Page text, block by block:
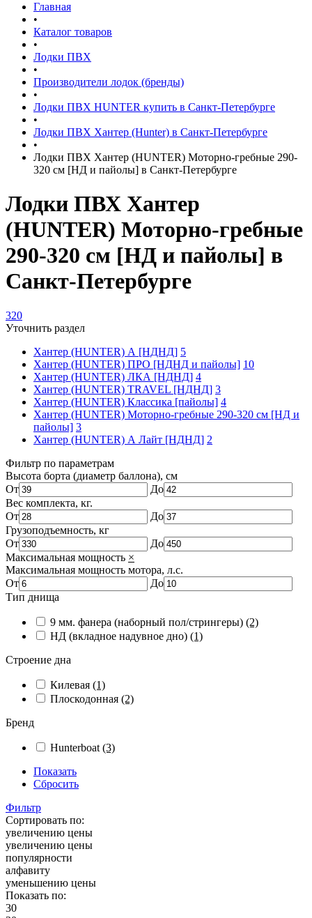
Главная
•
Каталог товаров
•
Лодки ПВХ
•
Производители лодок (бренды)
•
Лодки ПВХ HUNTER купить в Санкт-Петербурге
•
Лодки ПВХ Хантер (Hunter) в Санкт-Петербурге
•
Лодки ПВХ Хантер (HUNTER) Моторно-гребные 290-
320 см [НД и пайолы] в Санкт-Петербурге
Лодки ПВХ Хантер
(HUNTER) Моторно-гребные
290-320 см [НД и пайолы] в
Санкт-Петербурге
320
Уточнить раздел
Хантер (HUNTER) А [НДНД] 5
Хантер (HUNTER) ПРО [НДНД и пайолы] 10
Хантер (HUNTER) ЛКА [НДНД] 4
Хантер (HUNTER) TRAVEL [НДНД] 3
Хантер (HUNTER) Классика [пайолы] 4
Хантер (HUNTER) Моторно-гребные 290-320 см [НД и
пайолы] 3
Хантер (HUNTER) А Лайт [НДНД] 2
Фильтр по параметрам
Высота борта (диаметр баллона), см
От
До
Вес комплекта, кг.
От
До
Грузоподъемность, кг
От
До
Максимальная мощность ×
Максимальная мощность мотора, л.с.
От
До
Тип днища
9 мм. фанера (наборный пол/стрингеры) (2)
НД (вкладное надувное дно) (1)
Строение дна
Килевая (1)
Плоскодонная (2)
Бренд
Hunterboat (3)
Показать
Сбросить
Фильтр
Сортировать по:
увеличению цены
увеличению цены
популярности
алфавиту
уменьшению цены
Показать по:
30